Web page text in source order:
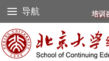
导航 培训